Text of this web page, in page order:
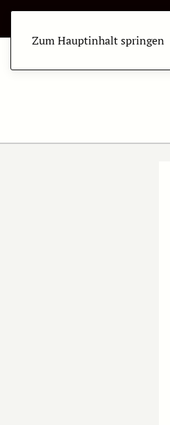
Zum Hauptinhalt springen